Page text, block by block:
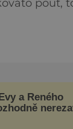
se
a Reného